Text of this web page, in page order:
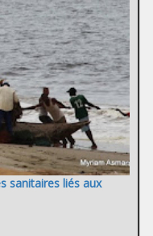
sanitaires liés aux